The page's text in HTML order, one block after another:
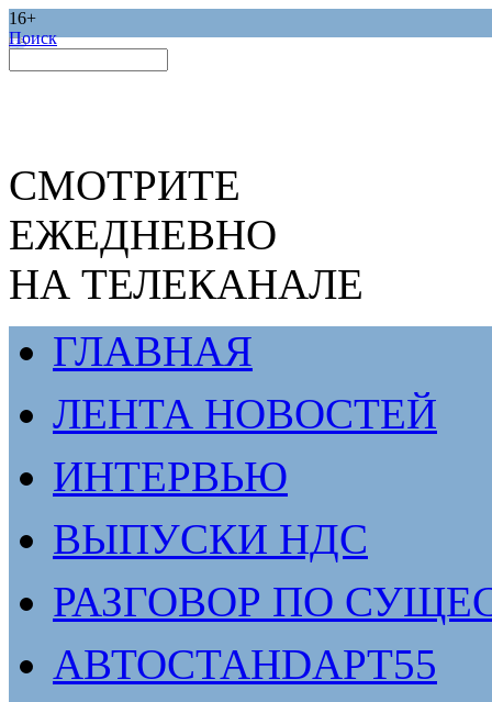
16+
Поиск
СМОТРИТЕ
ЕЖЕДНЕВНО
НА ТЕЛЕКАНАЛЕ
ГЛАВНАЯ
ЛЕНТА НОВОСТЕЙ
ИНТЕРВЬЮ
ВЫПУСКИ НДС
РАЗГОВОР ПО
АВТОСТАНDАРТ55